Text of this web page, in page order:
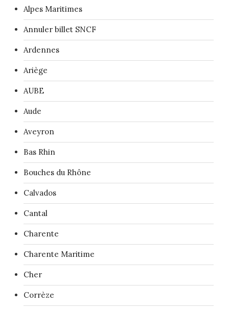
Alpes Maritimes
Annuler billet SNCF
Ardennes
Ariège
AUBE
Aude
Aveyron
Bas Rhin
Bouches du Rhône
Calvados
Cantal
Charente
Charente Maritime
Cher
Corrèze